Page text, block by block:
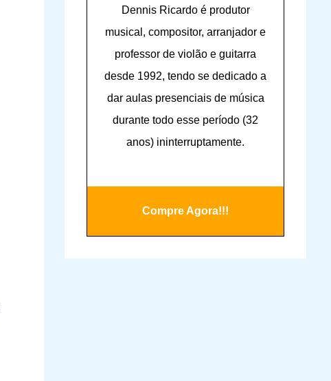
Dennis Ricardo é produtor
musical, compositor, arranjador e
professor de violão e guitarra
desde 1992, tendo se dedicado a
dar aulas presenciais de música
durante todo esse período (32
anos) ininterruptamente.
Compre Agora!!!